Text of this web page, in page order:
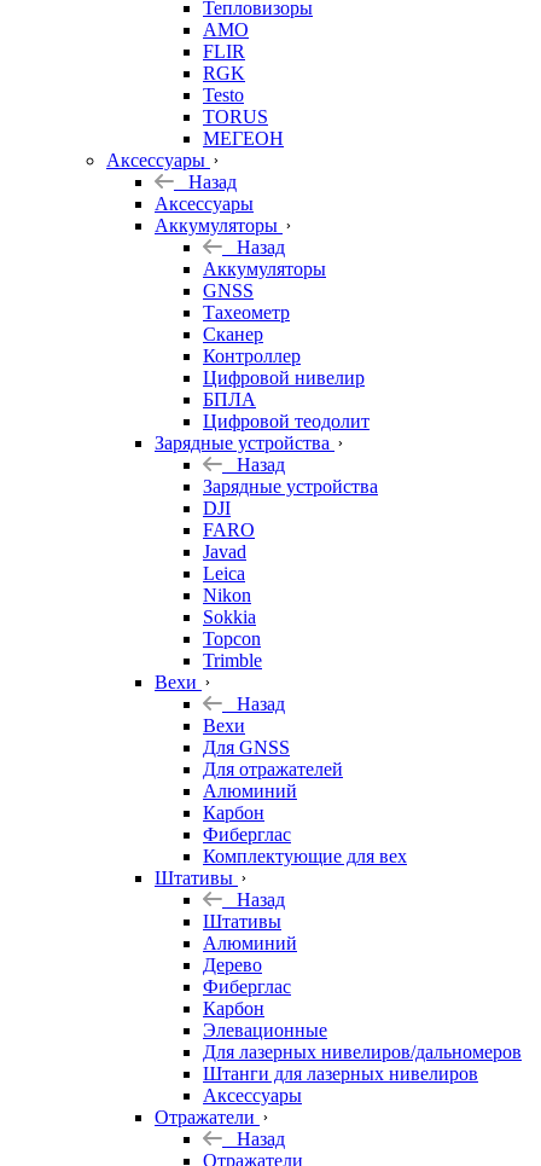
Тепловизоры
AMO
FLIR
RGK
Testo
TORUS
МЕГЕОН
Аксессуары
Назад
Аксессуары
Аккумуляторы
Назад
Аккумуляторы
GNSS
Тахеометр
Сканер
Контроллер
Цифровой нивелир
БПЛА
Цифровой теодолит
Зарядные устройства
Назад
Зарядные устройства
DJI
FARO
Javad
Leica
Nikon
Sokkia
Topcon
Trimble
Вехи
Назад
Вехи
Для GNSS
Для отражателей
Алюминий
Карбон
Фиберглас
Комплектующие для вех
Штативы
Назад
Штативы
Алюминий
Дерево
Фиберглас
Карбон
Элевационные
Для лазерных нивелиров/дальномеров
Штанги для лазерных нивелиров
Аксессуары
Отражатели
Назад
Отражатели